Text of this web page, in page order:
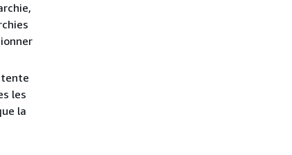
les
la